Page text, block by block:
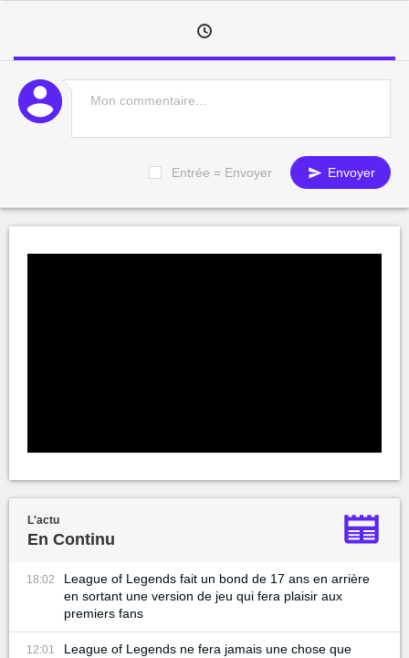
Entrée = Envoyer Envoyer
L'actu
En Continu
18:02
League of Legends fait un bond de 17 ans en arrière
en sortant une version de jeu qui fera plaisir aux
premiers fans
12:01
League of Legends ne fera jamais une chose que